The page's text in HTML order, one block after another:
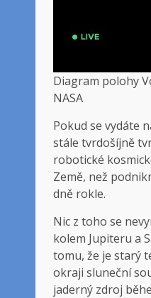
Diagram polohy
NASA
Pokud se vydáte
stále tvrdošíjně
robotické
Země, než
dně rokle.
Nic z toho se
kolem Jupiteru a
tomu, že je starý
okraji sluneční
jaderný zdroj